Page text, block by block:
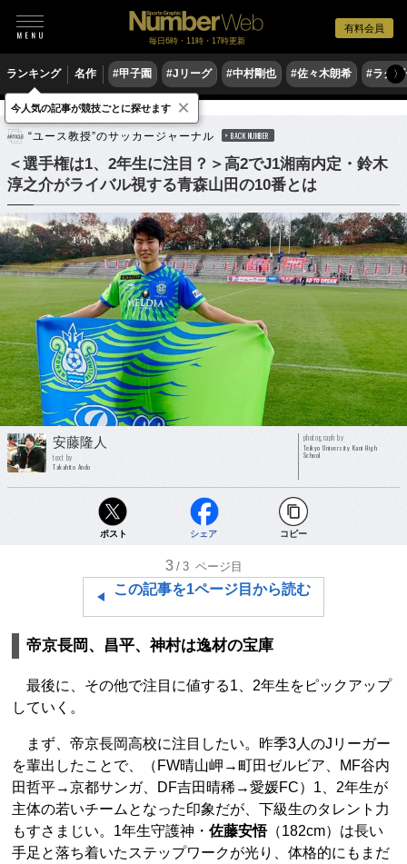
有料会員
毎日6時・11時・17時更新
ランキング 名作 #甲子園 #Jリーグ #中村剛也 #佐々木朗希 #ラグ〉
サッカー 高校サッカー
“ユース教授”のサッカージャーナル BACK NUMBER
＜選手権は1、2年生に注目？＞高2でJ1湘南内定・鈴木
淳之介がライバル視する青森山田の10番とは
安藤隆人
text by
Takahito Ando
photograph by
Teikyo University Kani High
School
ポスト シェア コピー
3 /3 ページ目
この記事を1ページ目から読む
帝京長岡、昌平、神村は逸材の宝庫
最後に、その他で注目に値する1、2年生をピックアップ
していく。
まず、帝京長岡高校に注目したい。昨季3人のJリーガー
を輩出したことで、（FW晴山岬→町田ゼルビア、MF谷内
田哲平→京都サンガ、DF吉田晴稀→愛媛FC）1、2年生が
主体の若いチームとなった印象だが、下級生のタレント力
もすさまじい。1年生守護神・ 佐藤安悟（182cm）は長い
手足と落ち着いたステップワークが光り、体格的にもまだ
今人気の記事が競技ごとに探せます ×